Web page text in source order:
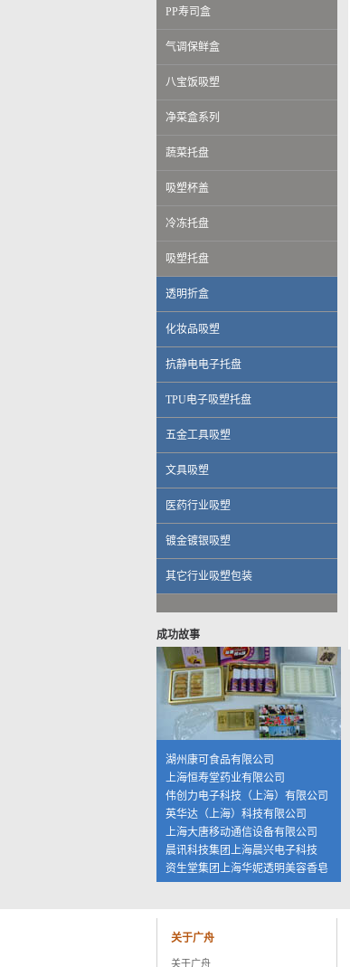
PP寿司盒
气调保鲜盒
八宝饭吸塑
净菜盒系列
蔬菜托盘
吸塑杯盖
冷冻托盘
吸塑托盘
透明折盒
化妆品吸塑
抗静电电子托盘
TPU电子吸塑托盘
五金工具吸塑
文具吸塑
医药行业吸塑
镀金镀银吸塑
其它行业吸塑包装
成功故事
伟创力电子科技（上海）有限公司
英华达（上海）科技有限公司
上海大唐移动通信设备有限公司
晨讯科技集团上海晨兴电子科技
资生堂集团上海华妮透明美容香皂
伽蓝集团上海欧格米兰化妆品厂
苏州黎姿化妆品有限公司
杭州珀莱雅控股股份有限公司
福兴工业（上海）有限公司
上海海茵数码科技有限公司
普天硕达科技（上海）有限公司
上海大千食品有限公司
湖州康可食品有限公司
上海恒寿堂药业有限公司
伟创力电子科技（上海）有限公司
英华达（上海）科技有限公司
上海大唐移动通信设备有限公司
晨讯科技集团上海晨兴电子科技
资生堂集团上海华妮透明美容香皂
伽蓝集团上海欧格米兰化妆品厂
福兴工业（上海）有限公司
关于广舟
关于广舟